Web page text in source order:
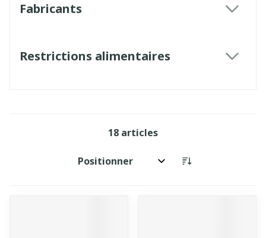
Fabricants
Restrictions alimentaires
18 articles
Trier par: